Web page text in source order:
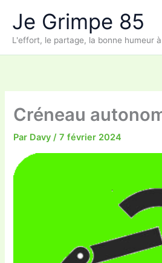
contenu
Je Grimpe 85
L'effort, le partage, la bonne humeur
Créneau
Par Davy/7 février 2024